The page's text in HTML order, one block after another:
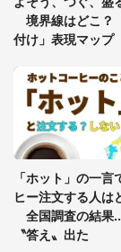
8万
7万
ー
あ
座
境界線はどこ？
付け」表現マップ
「ホット」の一言
ヒー注文する人は
全国調査の結果
〝答え〟出た